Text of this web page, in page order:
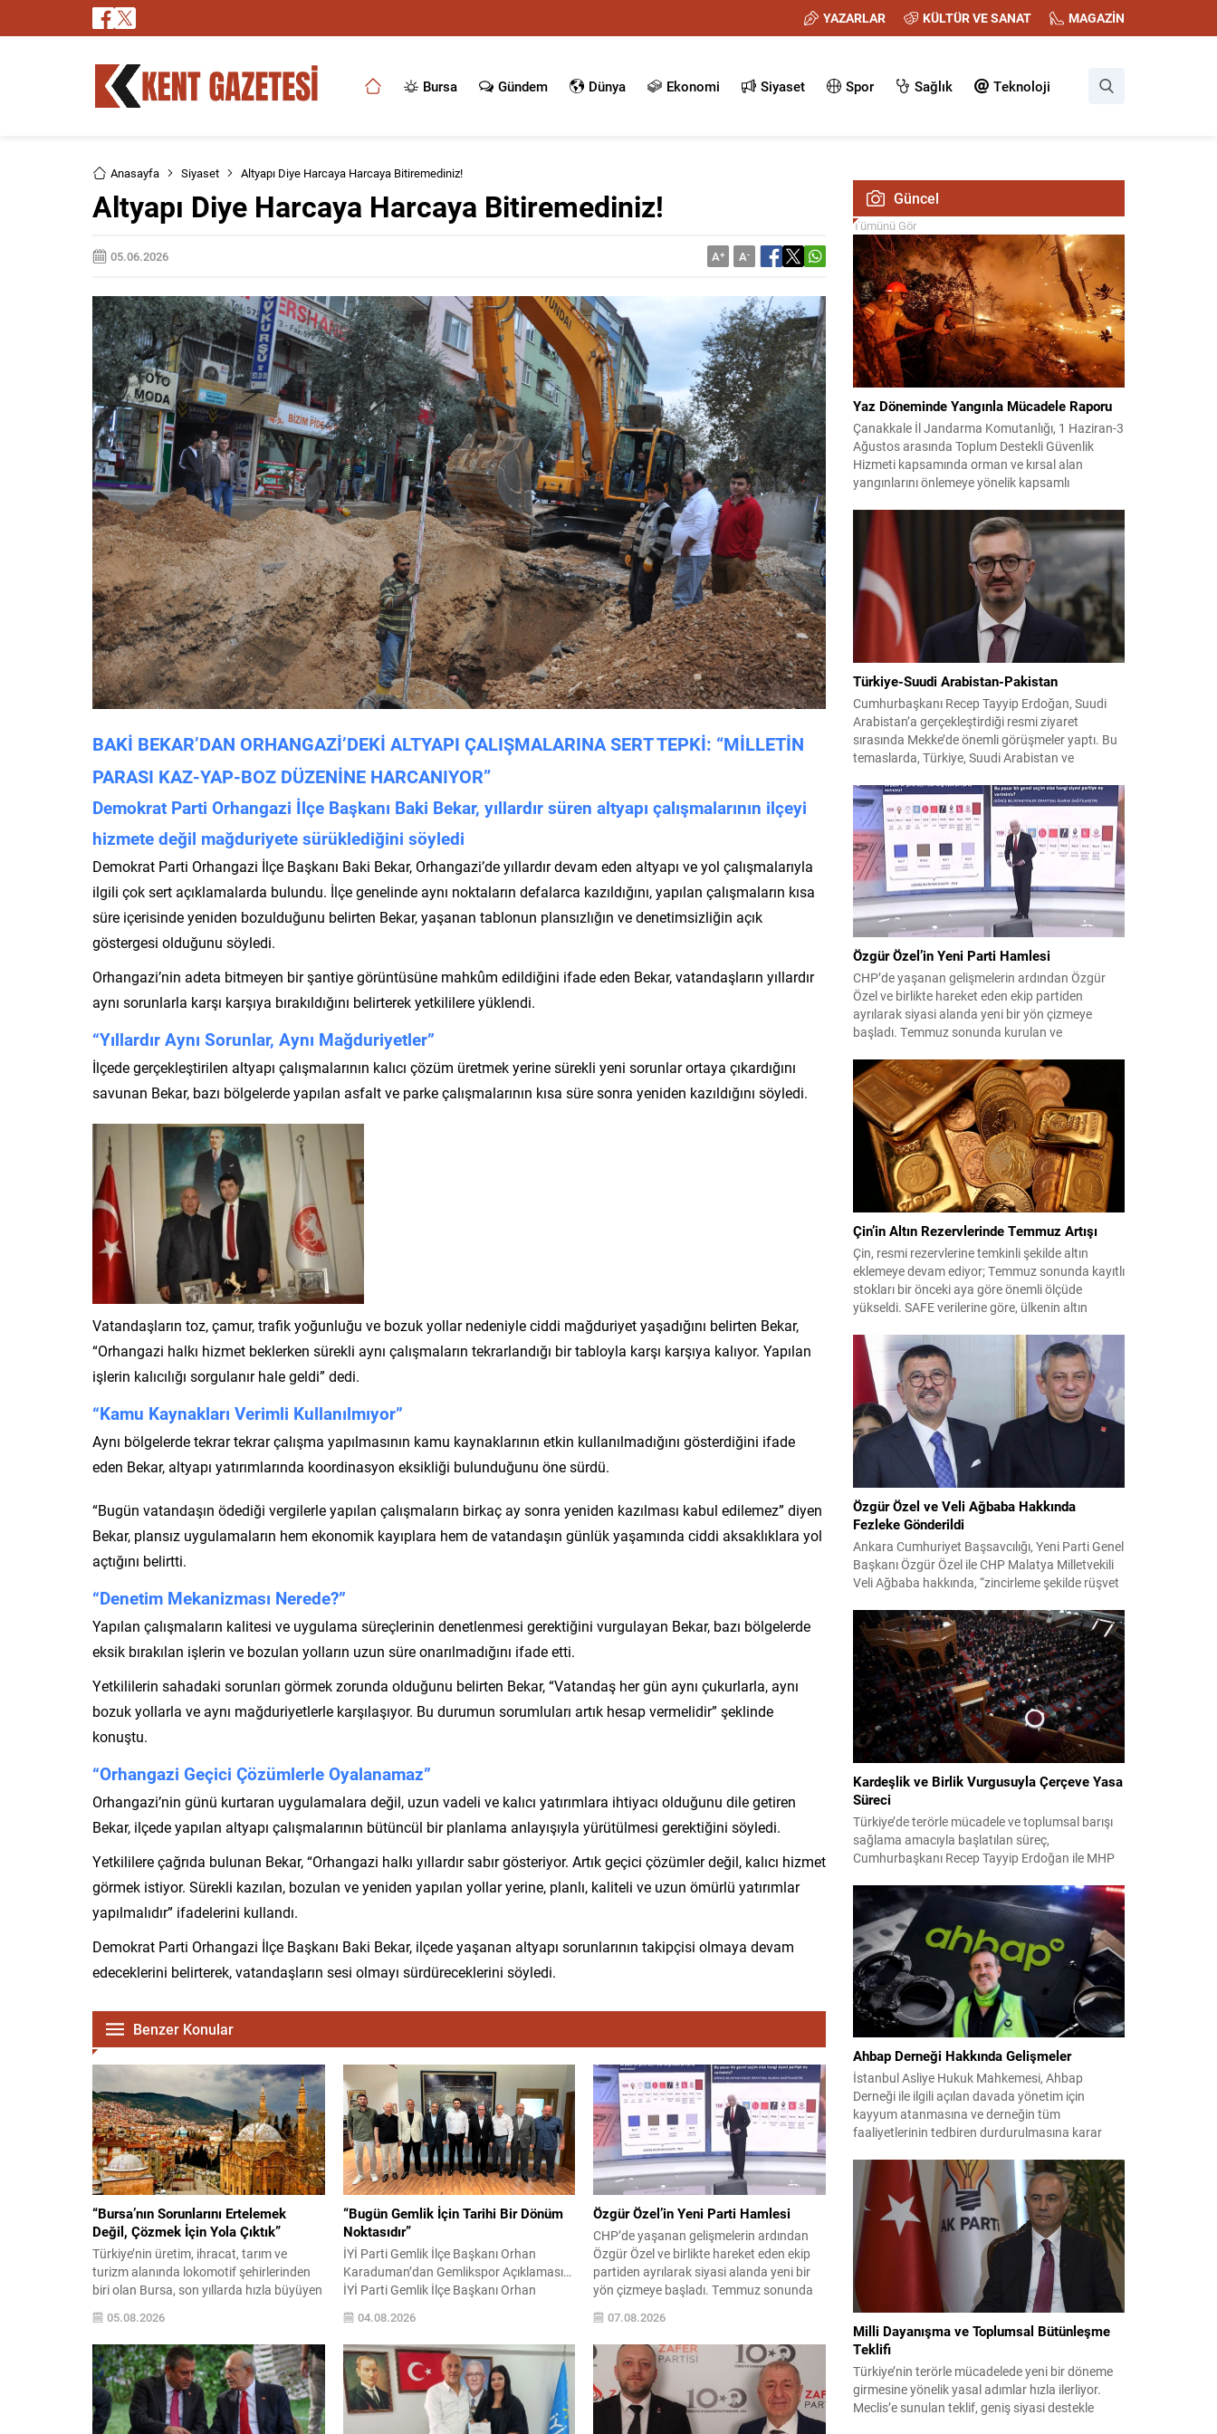
YAZARLAR KÜLTÜR VE SANAT MAGAZİN
Bursa Gündem Dünya Ekonomi Siyaset Spor Sağlık Teknoloji
Anasayfa Siyaset Altyapı Diye Harcaya Harcaya Bitiremediniz!
Altyapı Diye Harcaya Harcaya Bitiremediniz!
05.06.2026 A+ A-
BAKİ BEKAR’DAN ORHANGAZİ’DEKİ ALTYAPI ÇALIŞMALARINA SERT TEPKİ: “MİLLETİN
PARASI KAZ-YAP-BOZ DÜZENİNE HARCANIYOR”
Demokrat Parti Orhangazi İlçe Başkanı Baki Bekar, yıllardır süren altyapı çalışmalarının ilçeyi
hizmete değil mağduriyete sürüklediğini söyledi
Demokrat Parti Orhangazi İlçe Başkanı Baki Bekar, Orhangazi’de yıllardır devam eden altyapı ve yol çalışmalarıyla
ilgili çok sert açıklamalarda bulundu. İlçe genelinde aynı noktaların defalarca kazıldığını, yapılan çalışmaların kısa
süre içerisinde yeniden bozulduğunu belirten Bekar, yaşanan tablonun plansızlığın ve denetimsizliğin açık
göstergesi olduğunu söyledi.
Orhangazi’nin adeta bitmeyen bir şantiye görüntüsüne mahkûm edildiğini ifade eden Bekar, vatandaşların yıllardır
aynı sorunlarla karşı karşıya bırakıldığını belirterek yetkililere yüklendi.
“Yıllardır Aynı Sorunlar, Aynı Mağduriyetler”
İlçede gerçekleştirilen altyapı çalışmalarının kalıcı çözüm üretmek yerine sürekli yeni sorunlar ortaya çıkardığını
savunan Bekar, bazı bölgelerde yapılan asfalt ve parke çalışmalarının kısa süre sonra yeniden kazıldığını söyledi.
Vatandaşların toz, çamur, trafik yoğunluğu ve bozuk yollar nedeniyle ciddi mağduriyet yaşadığını belirten Bekar,
“Orhangazi halkı hizmet beklerken sürekli aynı çalışmaların tekrarlandığı bir tabloyla karşı karşıya kalıyor. Yapılan
işlerin kalıcılığı sorgulanır hale geldi” dedi.
“Kamu Kaynakları Verimli Kullanılmıyor”
Aynı bölgelerde tekrar tekrar çalışma yapılmasının kamu kaynaklarının etkin kullanılmadığını gösterdiğini ifade
eden Bekar, altyapı yatırımlarında koordinasyon eksikliği bulunduğunu öne sürdü.
“Bugün vatandaşın ödediği vergilerle yapılan çalışmaların birkaç ay sonra yeniden kazılması kabul edilemez” diyen
Bekar, plansız uygulamaların hem ekonomik kayıplara hem de vatandaşın günlük yaşamında ciddi aksaklıklara yol
açtığını belirtti.
“Denetim Mekanizması Nerede?”
Yapılan çalışmaların kalitesi ve uygulama süreçlerinin denetlenmesi gerektiğini vurgulayan Bekar, bazı bölgelerde
eksik bırakılan işlerin ve bozulan yolların uzun süre onarılmadığını ifade etti.
Yetkililerin sahadaki sorunları görmek zorunda olduğunu belirten Bekar, “Vatandaş her gün aynı çukurlarla, aynı
bozuk yollarla ve aynı mağduriyetlerle karşılaşıyor. Bu durumun sorumluları artık hesap vermelidir” şeklinde
konuştu.
“Orhangazi Geçici Çözümlerle Oyalanamaz”
Orhangazi’nin günü kurtaran uygulamalara değil, uzun vadeli ve kalıcı yatırımlara ihtiyacı olduğunu dile getiren
Bekar, ilçede yapılan altyapı çalışmalarının bütüncül bir planlama anlayışıyla yürütülmesi gerektiğini söyledi.
Yetkililere çağrıda bulunan Bekar, “Orhangazi halkı yıllardır sabır gösteriyor. Artık geçici çözümler değil, kalıcı hizmet
görmek istiyor. Sürekli kazılan, bozulan ve yeniden yapılan yollar yerine, planlı, kaliteli ve uzun ömürlü yatırımlar
yapılmalıdır” ifadelerini kullandı.
Demokrat Parti Orhangazi İlçe Başkanı Baki Bekar, ilçede yaşanan altyapı sorunlarının takipçisi olmaya devam
edeceklerini belirterek, vatandaşların sesi olmayı sürdüreceklerini söyledi.
Benzer Konular
“Bursa’nın Sorunlarını Ertelemek
Değil, Çözmek İçin Yola Çıktık”
Türkiye’nin üretim, ihracat, tarım ve
turizm alanında lokomotif şehirlerinden
biri olan Bursa, son yıllarda hızla büyüyen
nüfusuna paralel olarak ulaşım, kentsel
dönüşüm, çevre, deprem riski, altyapı,
sağlık, eğitim ve istihdam gibi birçok
alanda önemli sorunlarla karşı karşıya
bulunuyor. Yaklaşık dört milyonluk
nüfusuyla Türkiye’nin en büyük
metropollerinden biri olan kentte,
05.08.2026
“Bugün Gemlik İçin Tarihi Bir Dönüm
Noktasıdır”
İYİ Parti Gemlik İlçe Başkanı Orhan
Karaduman’dan Gemlikspor Açıklaması…
İYİ Parti Gemlik İlçe Başkanı Orhan
Karaduman, Gemlikspor’un profesyonel
futbol hedefi doğrultusunda başlatılan
yeni yapılanma sürecine ilişkin kapsamlı
bir değerlendirmede bulundu. Gemlik’in
geleceği adına tarihi bir adım atıldığını
belirten Karaduman, sporun yalnızca
saha içinde kazanılan başarılarla sınırlı
04.08.2026
Özgür Özel’in Yeni Parti Hamlesi
CHP’de yaşanan gelişmelerin ardından
Özgür Özel ve birlikte hareket eden ekip
partiden ayrılarak siyasi alanda yeni bir
yön çizmeye başladı. Temmuz sonunda
kurulan ve kamuoyunda “Yeni Parti”
olarak anılan oluşum, kısa sürede muhalif
medyanın gündemine girdi. Kuruluşun
hemen ardından bazı anket sonuçları
kamuoyuna yansıyınca, partinin tabanda
karşılık bulduğu iddiaları gündemi...
07.08.2026
Güncel
Tümünü Gör
Yaz Döneminde Yangınla Mücadele Raporu
Çanakkale İl Jandarma Komutanlığı, 1 Haziran-3
Ağustos arasında Toplum Destekli Güvenlik
Hizmeti kapsamında orman ve kırsal alan
yangınlarını önlemeye yönelik kapsamlı
görev yapan 178 tim ve 742 personel, sahada
aktif olarak halkı bilinçlendirdi ve denetim
faaliyetleri gerçekleştirdi. Faaliyetler esnasında
bin 315 biçerdöver ve balya...
Türkiye-Suudi Arabistan-Pakistan
Cumhurbaşkanı Recep Tayyip Erdoğan, Suudi
Arabistan’a gerçekleştirdiği resmi ziyaret
sırasında Mekke’de önemli görüşmeler yaptı. Bu
temaslarda, Türkiye, Suudi Arabistan ve
birliği çerçevesi oluşturuldu. Ziyaretin en somut
çıktısı, üç ülkenin imza attığı Mekke Ortak
Savunma Anlaşması oldu. Anlaşma; ortak
güvenlik yaklaşımıyla bölgesel barış, istikrar...
Özgür Özel’in Yeni Parti Hamlesi
CHP’de yaşanan gelişmelerin ardından Özgür
Özel ve birlikte hareket eden ekip partiden
ayrılarak siyasi alanda yeni bir yön çizmeye
başladı. Temmuz sonunda kurulan ve
kısa sürede muhalif medyanın gündemine girdi.
Kuruluşun hemen ardından bazı anket sonuçları
kamuoyuna yansıyınca, partinin tabanda karşılık
bulduğu iddiaları gündemi...
Çin’in Altın Rezervlerinde Temmuz Artışı
Çin, resmi rezervlerine temkinli şekilde altın
eklemeye devam ediyor; Temmuz sonunda kayıtlı
stokları bir önceki aya göre önemli ölçüde
yükseldi. SAFE verilerine göre, ülkenin altın
göstererek 76.080.000 ons seviyesine ulaştı. Bu
artış, Çin’in aylık alımlarında yıl içinde dikkat
çeken bir yükselişi temsil ediyor. Temmuz...
Özgür Özel ve Veli Ağbaba Hakkında
Fezleke Gönderildi
Ankara Cumhuriyet Başsavcılığı, Yeni Parti Genel
Başkanı Özgür Özel ile CHP Malatya Milletvekili
Veli Ağbaba hakkında, “zincirleme şekilde rüşvet
Adalet Bakanlığı’na sevk etti. Fezlekeler, 31 Mart
2024 yerel seçimleri ve 4-5 Kasım 2023’teki CHP
38. Olağan Kurultayı sürecine ilişkin iddiaları
kapsıyor. Daha önce Antalya ve İstanbul...
Kardeşlik ve Birlik Vurgusuyla Çerçeve Yasa
Süreci
Türkiye’de terörle mücadele ve toplumsal barışı
sağlama amacıyla başlatılan süreç,
Cumhurbaşkanı Recep Tayyip Erdoğan ile MHP
bir döneme girdi. Yaklaşık iki yıldır devam eden
çalışmaların ardından şimdi sürecin yasal zemini,
12 maddelik bir çerçeve yasa ile şekillendiriliyor.
Bugün komisyonda görüşülecek olan bu yasa
taslağı,...
Ahbap Derneği Hakkında Gelişmeler
İstanbul Asliye Hukuk Mahkemesi, Ahbap
Derneği ile ilgili açılan davada yönetim için
kayyum atanmasına ve derneğin tüm
faaliyetlerinin tedbiren durdurulmasına karar
kararı verilmiş olup son adım doğrudan yönetime
ilişkin bir tedbir niteliği taşıyor. İstanbul Emniyet
Müdürlüğü Mali Suçlarla Mücadele Şube
Müdürlüğü ve İstanbul...
Milli Dayanışma ve Toplumsal Bütünleşme
Teklifi
Türkiye’nin terörle mücadelede yeni bir döneme
girmesine yönelik yasal adımlar hızla ilerliyor.
Meclis’e sunulan teklif, geniş siyasi destekle